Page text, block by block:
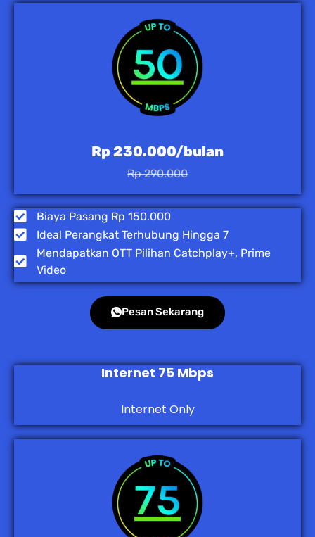
Rp 230.000/bulan
Rp 290.000
Biaya Pasang Rp 150.000
Ideal Perangkat Terhubung Hingga 7
Mendapatkan OTT Pilihan Catchplay+, Prime
Video
Pesan Sekarang
Internet 75 Mbps
Internet Only